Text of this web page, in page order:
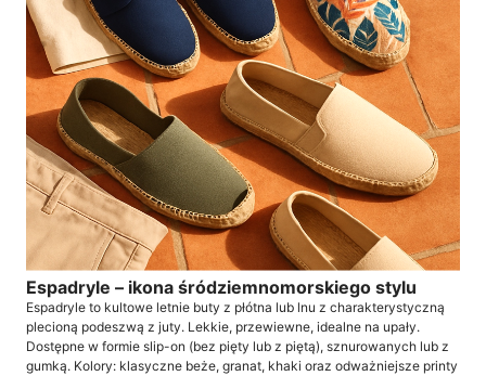
Espadryle – ikona śródziemnomorskiego stylu
Espadryle to kultowe letnie buty z płótna lub lnu z charakterystyczną
plecioną podeszwą z juty. Lekkie, przewiewne, idealne na upały.
Dostępne w formie slip-on (bez pięty lub z piętą), sznurowanych lub z
gumką. Kolory: klasyczne beże, granat, khaki oraz odważniejsze printy